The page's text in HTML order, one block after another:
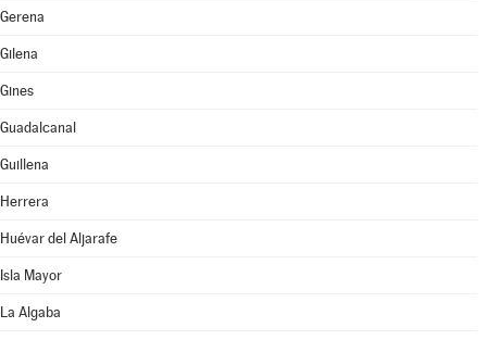
Gerena
Gilena
Gines
Guadalcanal
Guillena
Herrera
Huévar del Aljarafe
Isla Mayor
La Algaba